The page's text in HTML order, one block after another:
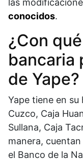
las
conocidos.
¿Con
bancaria
de Yape?
Yape tiene en su
Cuzco, Caja
Sullana, Caja
manera,
el Banco de la